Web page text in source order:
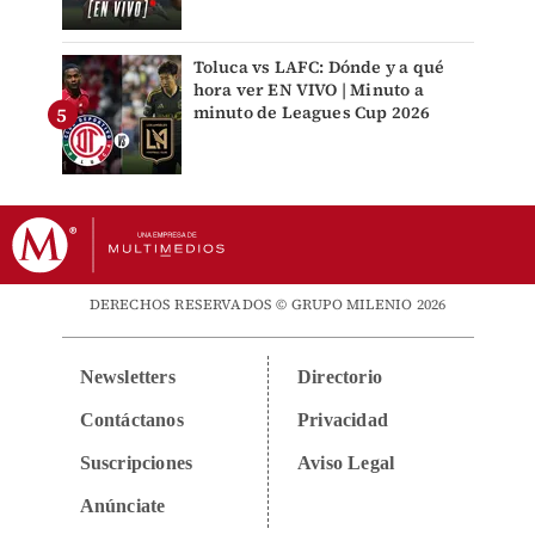
Toluca vs LAFC: Dónde y a qué
hora ver EN VIVO | Minuto a
minuto de Leagues Cup 2026
DERECHOS RESERVADOS © GRUPO MILENIO 2026
Newsletters
Contáctanos
Suscripciones
Anúnciate
Directorio
Privacidad
Aviso Legal